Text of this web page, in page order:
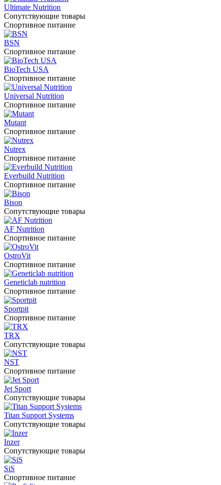
Ultimate Nutrition
Сопутствующие товары
Спортивное питание
BSN
Спортивное питание
BioTech USA
Спортивное питание
Universal Nutrition
Спортивное питание
Mutant
Спортивное питание
Nutrex
Спортивное питание
Everbuild Nutrition
Спортивное питание
Bison
Сопутствующие товары
AF Nutrition
Спортивное питание
OstroVit
Спортивное питание
Geneticlab nutrition
Спортивное питание
Sportpit
Спортивное питание
TRX
Сопутствующие товары
NST
Спортивное питание
Jet Sport
Сопутствующие товары
Titan Support Systems
Сопутствующие товары
Inzer
Сопутствующие товары
SiS
Спортивное питание